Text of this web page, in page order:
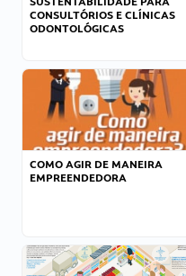
CONSULTÓRIOS E CLÍNICAS
ODONTOLÓGICAS
COMO AGIR DE MANEIRA
EMPREENDEDORA